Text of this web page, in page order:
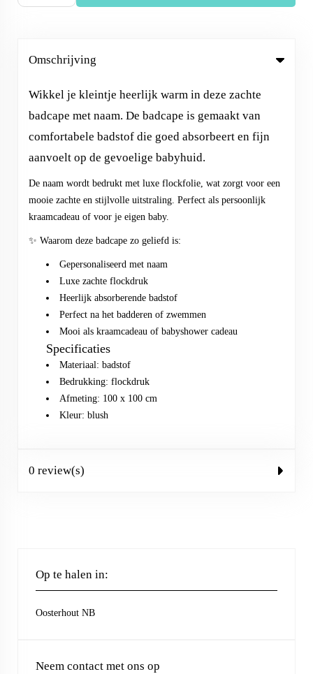
Omschrijving
Wikkel je kleintje heerlijk warm in deze zachte
badcape met naam. De badcape is gemaakt van
comfortabele badstof die goed absorbeert en fijn
aanvoelt op de gevoelige babyhuid.
De naam wordt bedrukt met luxe flockfolie, wat zorgt voor een
mooie zachte en stijlvolle uitstraling. Perfect als persoonlijk
kraamcadeau of voor je eigen baby.
✨ Waarom deze badcape zo geliefd is:
Gepersonaliseerd met naam
Luxe zachte flockdruk
Heerlijk absorberende badstof
Perfect na het badderen of zwemmen
Mooi als kraamcadeau of babyshower cadeau
Specificaties
Materiaal: badstof
Bedrukking: flockdruk
Afmeting: 100 x 100 cm
Kleur: blush
0 review(s)
Op te halen in:
Oosterhout NB
Neem contact met ons op